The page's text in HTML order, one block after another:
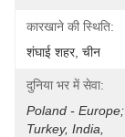
कारखाने की स्थिति:
शंघाई शहर, चीन
दुनिया भर में सेवा:
Poland - Europe;
Turkey, India,